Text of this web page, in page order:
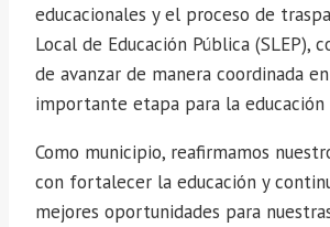
educacionales y el proceso de
Local de Educación Pública (SLEP),
de avanzar de manera coordinada
importante etapa para la educación
Como municipio, reafirmamos
con fortalecer la educación y
mejores oportunidades para